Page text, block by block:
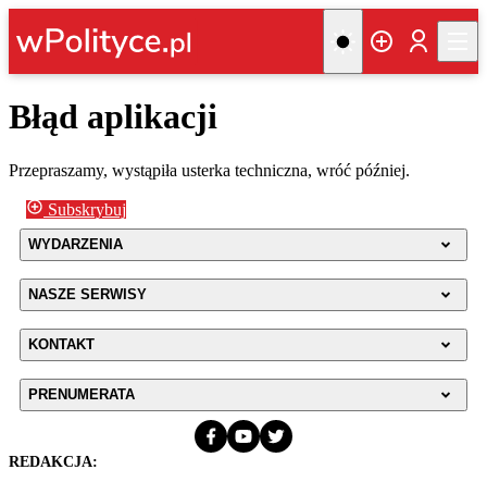
Błąd aplikacji
Przepraszamy, wystąpiła usterka techniczna, wróć później.
Subskrybuj
WYDARZENIA
NASZE SERWISY
KONTAKT
PRENUMERATA
REDAKCJA: